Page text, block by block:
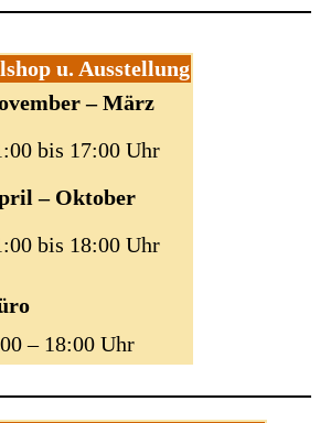
u. Ausstellung
– März
bis 17:00 Uhr
– Oktober
bis 18:00 Uhr
– 18:00 Uhr